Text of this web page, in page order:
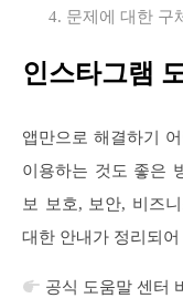
문제에 대한 구
인스타그램
앱만으로 해결하기
이용하는 것도 좋은
보 보호, 보안, 비즈
대한 안내가 정리되
공식 도움말 센터